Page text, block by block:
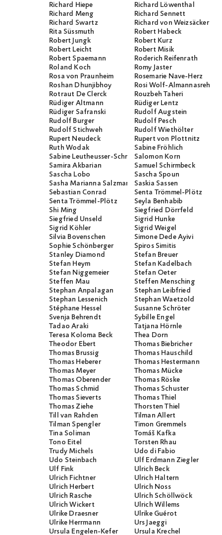
Richard Hiepe
Richard Löwenthal
Richard Meng
Richard Sennett
Richard Swartz
Richard von Weizsäcker
Rita Süssmuth
Robert Habeck
Robert Jungk
Robert Kurz
Robert Leicht
Robert Misik
Robert Spaemann
Roderich Reifenrath
Roland Koch
Romy Jaster
Rosa von Praunheim
Rosemarie Nave-Herz
Roshan Dhunjibhoy
Rosi Wolf-Almannasreh
Rotraut De Clerck
Rouzbeh Taheri
Rüdiger Altmann
Rüdiger Lentz
Rüdiger Safranski
Rudolf Augstein
Rudolf Burger
Rudolf Pesch
Rudolf Stichweh
Rudolf Wiethölter
Rupert Neudeck
Rupert von Plottnitz
Ruth Wodak
Sabine Fröhlich
Sabine Leutheusser-Schnarrenberger
Salomon Korn
Samira Akbarian
Samuel Schirmbeck
Sascha Lobo
Sascha Spoun
Sasha Marianna Salzmann Saskia Sassen
Sebastian Conrad
Senta Trömmel-Plötz
Senta Trömmel-Plötz
Seyla Benhabib
Shi Ming
Siegfried Dörrfeld
Siegfried Unseld
Sigrid Hunke
Sigrid Köhler
Sigrid Weigel
Silvia Bovenschen
Simone Dede Ayivi
Sophie Schönberger
Spiros Simitis
Stanley Diamond
Stefan Breuer
Stefan Heym
Stefan Kadelbach
Stefan Niggemeier
Stefan Oeter
Steffen Mau
Steffen Mensching
Stephan Anpalagan
Stephan Leibfried
Stephan Lessenich
Stephan Waetzold
Stéphane Hessel
Susanne Schröter
Svenja Behrendt
Sybille Engel
Tadao Araki
Tatjana Hörnle
Teresa Koloma Beck
Thea Dorn
Theodor Ebert
Thomas Biebricher
Thomas Brussig
Thomas Hauschild
Thomas Heberer
Thomas Hestermann
Thomas Meyer
Thomas Mücke
Thomas Oberender
Thomas Röske
Thomas Schmid
Thomas Schuster
Thomas Sieverts
Thomas Thiel
Thomas Ziehe
Thorsten Thiel
Till van Rahden
Tilman Allert
Tilman Spengler
Timon Gremmels
Tina Soliman
Tomáš Kafka
Tono Eitel
Torsten Rhau
Trudy Michels
Udo di Fabio
Udo Steinbach
Ulf Erdmann Ziegler
Ulf Fink
Ulrich Beck
Ulrich Fichtner
Ulrich Haltern
Ulrich Herbert
Ulrich Noss
Ulrich Rasche
Ulrich Schöllwöck
Ulrich Wickert
Ulrich Willems
Ulrike Draesner
Ulrike Guérot
Ulrike Herrmann
Urs Jaeggi
Ursula Engelen-Kefer
Ursula Krechel